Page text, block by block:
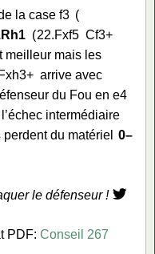
la case f3
Rh1 22.Fxf5 Cf3+
meilleur mais les
Fxh3+ arrive avec
du Fou en e4
intermédiaire
perdent du matériel 0–
le défenseur !
PDF: Conseil 267